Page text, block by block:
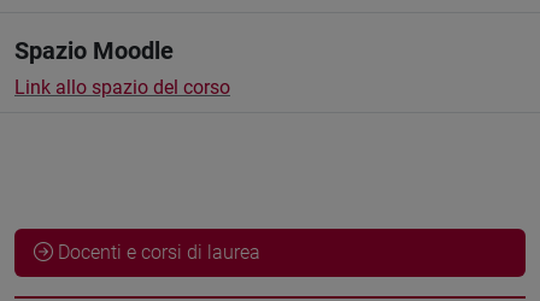
Spazio Moodle
Link allo spazio del corso
Docenti e corsi di laurea